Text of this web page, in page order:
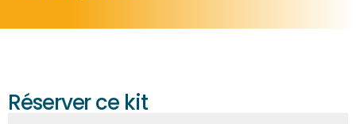
Réserver ce kit